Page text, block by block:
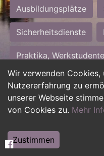
Wir verwenden Cookies,
Nutzererfahrung zu
unserer Webseite
von Cookies zu. Mehr
Zustimmen
Ausbildungsplätze
Sicherheitsdienste
Praktika,
Personalwesen
Hilfskräfte, Aushilfs-
Weiterbildung,